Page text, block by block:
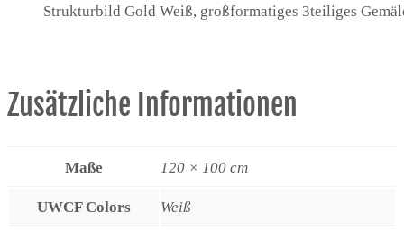
Strukturbild Gold Weiß, großformatiges 3teiliges
Zusätzliche Informationen
Maße 120 × 100 cm
UWCF Colors Weiß